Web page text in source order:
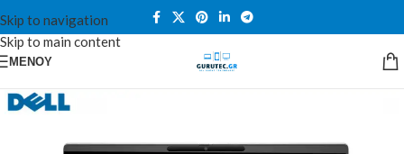
Skip to navigation
Skip to main content
ΜΕΝΟΎ